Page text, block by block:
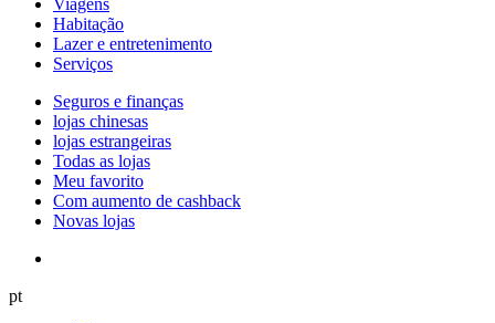
Viagens
Habitação
Lazer e entretenimento
Serviços
Seguros e finanças
lojas chinesas
lojas estrangeiras
Todas as lojas
Meu favorito
Com aumento de cashback
Novas lojas
pt